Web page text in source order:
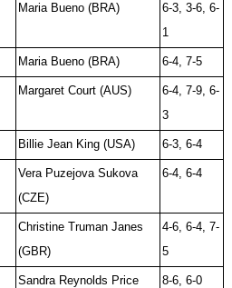
Maria Bueno (BRA)
6-3, 3-6, 6-
1
Maria Bueno (BRA) 6-4, 7-5
Margaret Court (AUS)
6-4, 7-9, 6-
3
Billie Jean King (USA) 6-3, 6-4
Vera Puzejova Sukova
(CZE)
6-4, 6-4
Christine Truman Janes
(GBR)
4-6, 6-4, 7-
5
Sandra Reynolds Price
8-6, 6-0